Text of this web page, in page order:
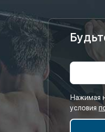
Нажимая
условия